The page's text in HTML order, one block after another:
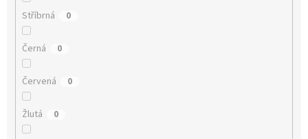
Stříbrná 0
Černá 0
Červená 0
Žlutá 0